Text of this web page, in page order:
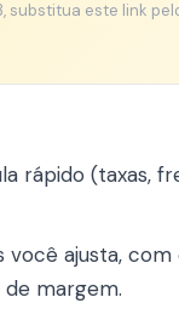
substitua este link
rápido (taxas,
você ajusta, com
margem.